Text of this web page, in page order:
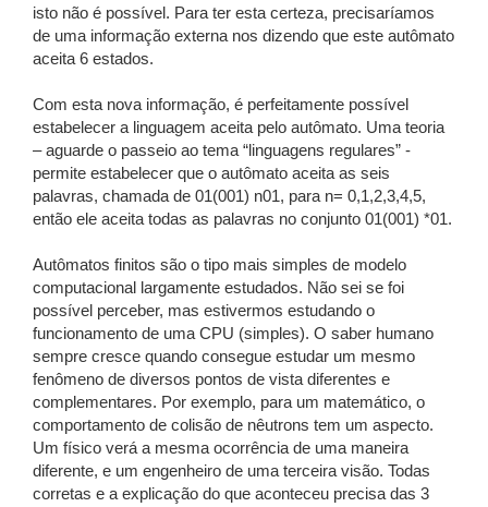
isto não é possível. Para ter esta certeza, precisaríamos
de uma informação externa nos dizendo que este autômato
aceita 6 estados.
Com esta nova informação, é perfeitamente possível
estabelecer a linguagem aceita pelo autômato. Uma teoria
– aguarde o passeio ao tema “linguagens regulares” -
permite estabelecer que o autômato aceita as seis
palavras, chamada de 01(001) n01, para n= 0,1,2,3,4,5,
então ele aceita todas as palavras no conjunto 01(001) *01.
Autômatos finitos são o tipo mais simples de modelo
computacional largamente estudados. Não sei se foi
possível perceber, mas estivermos estudando o
funcionamento de uma CPU (simples). O saber humano
sempre cresce quando consegue estudar um mesmo
fenômeno de diversos pontos de vista diferentes e
complementares. Por exemplo, para um matemático, o
comportamento de colisão de nêutrons tem um aspecto.
Um físico verá a mesma ocorrência de uma maneira
diferente, e um engenheiro de uma terceira visão. Todas
corretas e a explicação do que aconteceu precisa das 3